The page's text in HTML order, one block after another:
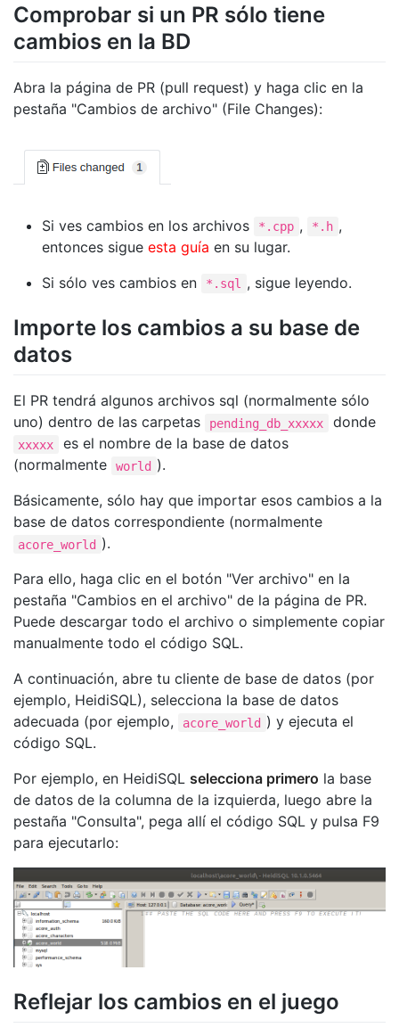
Comprobar si un PR sólo tiene
cambios en la BD
Abra la página de PR (pull request) y haga clic en la
pestaña "Cambios de archivo" (File Changes):
Si ves cambios en los archivos *.cpp , *.h ,
entonces sigue esta guía en su lugar.
Si sólo ves cambios en
*.sql , sigue leyendo.
Importe los cambios a su base de
datos
El PR tendrá algunos archivos sql (normalmente sólo
uno) dentro de las carpetas
pending_db_xxxxx donde
xxxxx
es el nombre de la base de datos
(normalmente
world ).
Básicamente, sólo hay que importar esos cambios a la
base de datos correspondiente (normalmente
acore_world ).
Para ello, haga clic en el botón "Ver archivo" en la
pestaña "Cambios en el archivo" de la página de PR.
Puede descargar todo el archivo o simplemente copiar
manualmente todo el código SQL.
A continuación, abre tu cliente de base de datos (por
ejemplo, HeidiSQL), selecciona la base de datos
adecuada (por ejemplo,
acore_world ) y ejecuta el
código SQL.
Por ejemplo, en HeidiSQL selecciona primero la base
de datos de la columna de la izquierda, luego abre la
pestaña "Consulta", pega allí el código SQL y pulsa F9
para ejecutarlo:
Reflejar los cambios en el juego